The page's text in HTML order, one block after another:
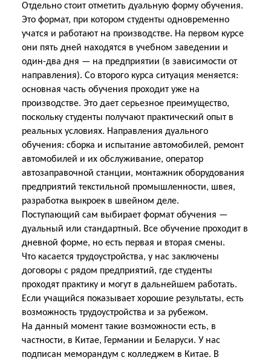
Отдельно стоит отметить дуальную форму обучения.
Это формат, при котором студенты одновременно
учатся и работают на производстве. На первом курсе
они пять дней находятся в учебном заведении и
один-два дня — на предприятии (в зависимости от
направления). Со второго курса ситуация меняется:
основная часть обучения проходит уже на
производстве. Это дает серьезное преимущество,
поскольку студенты получают практический опыт в
реальных условиях. Направления дуального
обучения: сборка и испытание автомобилей, ремонт
автомобилей и их обслуживание, оператор
автозаправочной станции, монтажник оборудования
предприятий текстильной промышленности, швея,
разработка выкроек в швейном деле.
Поступающий сам выбирает формат обучения —
дуальный или стандартный. Все обучение проходит в
дневной форме, но есть первая и вторая смены.
Что касается трудоустройства, у нас заключены
договоры с рядом предприятий, где студенты
проходят практику и могут в дальнейшем работать.
Если учащийся показывает хорошие результаты, есть
возможность трудоустройства и за рубежом.
На данный момент такие возможности есть, в
частности, в Китае, Германии и Беларуси. У нас
подписан меморандум с колледжем в Китае. В